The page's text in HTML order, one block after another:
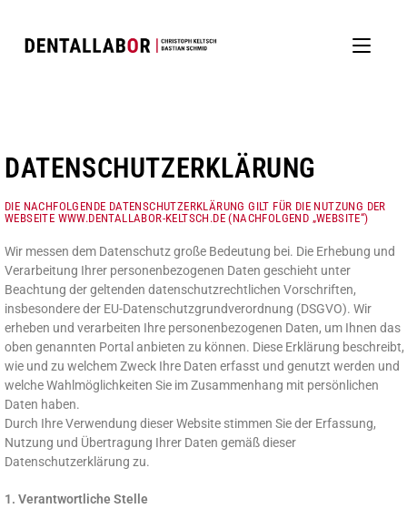
DATENSCHUTZERKLÄRUNG
DIE NACHFOLGENDE DATENSCHUTZERKLÄRUNG GILT FÜR DIE NUTZUNG DER
WEBSEITE WWW.DENTALLABOR-KELTSCH.DE (NACHFOLGEND „WEBSITE“)
Wir messen dem Datenschutz große Bedeutung bei. Die Erhebung und
Verarbeitung Ihrer personenbezogenen Daten geschieht unter
Beachtung der geltenden datenschutzrechtlichen Vorschriften,
insbesondere der EU-Datenschutzgrundverordnung (DSGVO). Wir
erheben und verarbeiten Ihre personenbezogenen Daten, um Ihnen das
oben genannten Portal anbieten zu können. Diese Erklärung beschreibt,
wie und zu welchem Zweck Ihre Daten erfasst und genutzt werden und
welche Wahlmöglichkeiten Sie im Zusammenhang mit persönlichen
Daten haben.
Durch Ihre Verwendung dieser Website stimmen Sie der Erfassung,
Nutzung und Übertragung Ihrer Daten gemäß dieser
Datenschutzerklärung zu.
1. Verantwortliche Stelle